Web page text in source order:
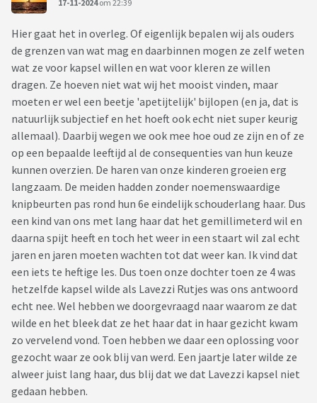
17-11-2024om 22:39
Hier gaat het in overleg. Of eigenlijk bepalen wij als ouders
de grenzen van wat mag en daarbinnen mogen ze zelf weten
wat ze voor kapsel willen en wat voor kleren ze willen
dragen. Ze hoeven niet wat wij het mooist vinden, maar
moeten er wel een beetje 'apetijtelijk' bijlopen (en ja, dat is
natuurlijk subjectief en het hoeft ook echt niet super keurig
allemaal). Daarbij wegen we ook mee hoe oud ze zijn en of ze
op een bepaalde leeftijd al de consequenties van hun keuze
kunnen overzien. De haren van onze kinderen groeien erg
langzaam. De meiden hadden zonder noemenswaardige
knipbeurten pas rond hun 6e eindelijk schouderlang haar. Dus
een kind van ons met lang haar dat het gemillimeterd wil en
daarna spijt heeft en toch het weer in een staart wil zal echt
jaren en jaren moeten wachten tot dat weer kan. Ik vind dat
een iets te heftige les. Dus toen onze dochter toen ze 4 was
hetzelfde kapsel wilde als Lavezzi Rutjes was ons antwoord
echt nee. Wel hebben we doorgevraagd naar waarom ze dat
wilde en het bleek dat ze het haar dat in haar gezicht kwam
zo vervelend vond. Toen hebben we daar een oplossing voor
gezocht waar ze ook blij van werd. Een jaartje later wilde ze
alweer juist lang haar, dus blij dat we dat Lavezzi kapsel niet
gedaan hebben.